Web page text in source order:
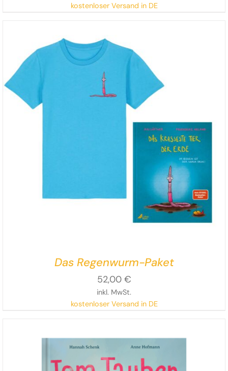
kostenloser Versand in DE
Das Regenwurm-Paket
52,00 €
inkl. MwSt.
kostenloser Versand in DE